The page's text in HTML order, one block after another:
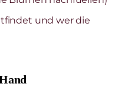
und wer die